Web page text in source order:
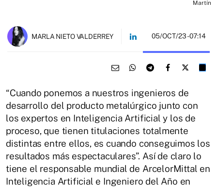
Martín
MARLA NIETO VALDERREY 05/OCT/23- 07:14
“Cuando ponemos a nuestros ingenieros de
desarrollo del producto metalúrgico junto con
los expertos en Inteligencia Artificial y los de
proceso, que tienen titulaciones totalmente
distintas entre ellos, es cuando conseguimos los
resultados más espectaculares”. Así de claro lo
tiene el responsable mundial de ArcelorMittal en
Inteligencia Artificial e Ingeniero del Año en